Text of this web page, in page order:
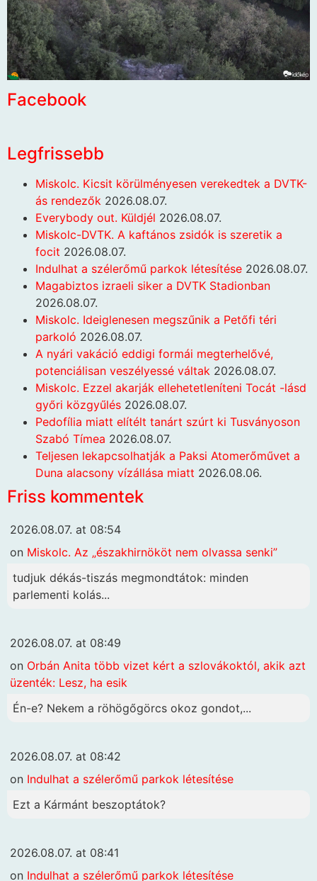
Facebook
Legfrissebb
Miskolc. Kicsit körülményesen verekedtek a DVTK-
ás rendezők 2026.08.07.
Everybody out. Küldjél 2026.08.07.
Miskolc-DVTK. A kaftános zsidók is szeretik a
focit 2026.08.07.
Indulhat a szélerőmű parkok létesítése 2026.08.07.
Magabiztos izraeli siker a DVTK Stadionban
2026.08.07.
Miskolc. Ideiglenesen megszűnik a Petőfi téri
parkoló 2026.08.07.
A nyári vakáció eddigi formái megterhelővé,
potenciálisan veszélyessé váltak 2026.08.07.
Miskolc. Ezzel akarják ellehetetleníteni Tocát -lásd
győri közgyűlés 2026.08.07.
Pedofília miatt elítélt tanárt szúrt ki Tusványoson
Szabó Tímea 2026.08.07.
Teljesen lekapcsolhatják a Paksi Atomerőművet a
Duna alacsony vízállása miatt 2026.08.06.
Friss kommentek
2026.08.07. at 08:54
on Miskolc. Az „északhirnököt nem olvassa senki”
tudjuk dékás-tiszás megmondtátok: minden
parlementi kolás...
2026.08.07. at 08:49
on Orbán Anita több vizet kért a szlovákoktól, akik azt
üzenték: Lesz, ha esik
Én-e? Nekem a röhögőgörcs okoz gondot,...
2026.08.07. at 08:42
on Indulhat a szélerőmű parkok létesítése
Ezt a Kármánt beszoptátok?
2026.08.07. at 08:41
on Indulhat a szélerőmű parkok létesítése